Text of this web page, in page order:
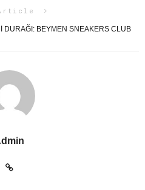
DURAĞI: BEYMEN SNEAKERS CLUB